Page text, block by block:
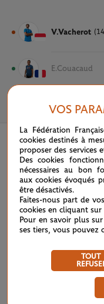
V.Vacherot
E.Couacaud
VOS
La Fédération
cookies destinés à
proposer des services
Des cookies
nécessaires au bon
aux cookies évoqués
être désactivés.
Faites-nous part de
cookies en cliquant
Pour en savoir plus
ses tiers, vous pouvez
TOUT